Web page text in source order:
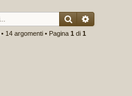
Cerca
14 argomenti • Pagina 1 di 1